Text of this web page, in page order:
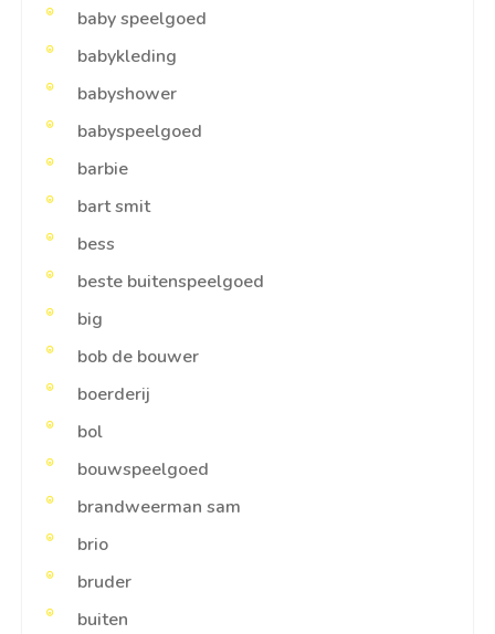
baby speelgoed
babykleding
babyshower
babyspeelgoed
barbie
bart smit
bess
beste buitenspeelgoed
big
bob de bouwer
boerderij
bol
bouwspeelgoed
brandweerman sam
brio
bruder
buiten